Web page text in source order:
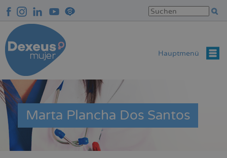
zum
Inhalt
Hauptmenü
Marta Plancha Dos Santos